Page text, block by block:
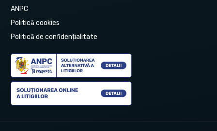
ANPC
Politică cookies
Politică de confidențialitate